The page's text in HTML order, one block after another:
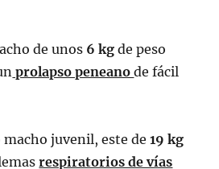
de unos 6 kg de peso
prolapso peneanode fácil
juvenil, este de19 kg
respiratorios de vías